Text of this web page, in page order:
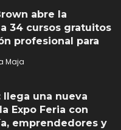
abre la
34 cursos gratuitos
profesional para
Maja
llega una nueva
Expo Feria con
emprendedores y